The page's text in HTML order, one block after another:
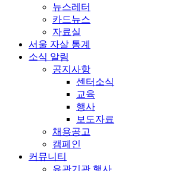
뉴스레터
카드뉴스
자료실
서울 자살 통계
소식 알림
공지사항
센터소식
교육
행사
보도자료
채용공고
캠페인
커뮤니티
유관기관 행사